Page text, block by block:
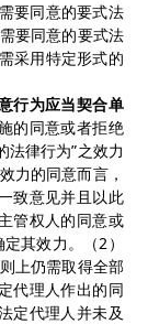
要同意的要式法
要同意的要式法
采用特定形式的
行为应当契合单
的同意或者拒绝
法律行为”之效力
力的同意而言，
致意见并且以此
管权人的同意或
定其效力。（2）
上仍需取得全部
代理人作出的同
定代理人并未及